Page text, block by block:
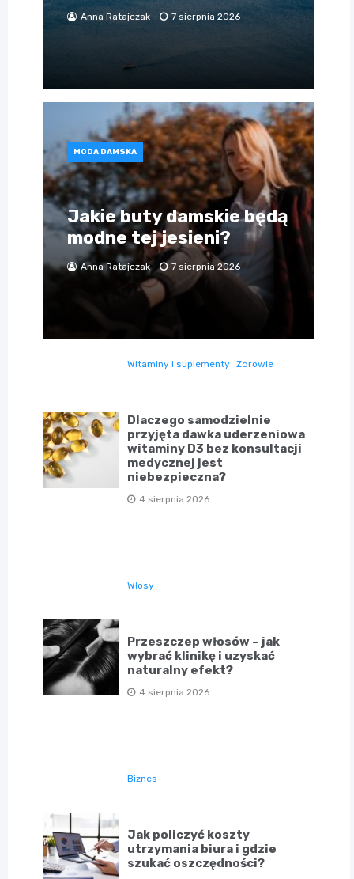
Anna Ratajczak 7 sierpnia 2026
MODA DAMSKA
Jakie buty damskie będą
modne tej jesieni?
Anna Ratajczak 7 sierpnia 2026
Witaminy i suplementy Zdrowie
Dlaczego samodzielnie
przyjęta dawka uderzeniowa
witaminy D3 bez konsultacji
medycznej jest
niebezpieczna?
4 sierpnia 2026
Włosy
Przeszczep włosów – jak
wybrać klinikę i uzyskać
naturalny efekt?
4 sierpnia 2026
Biznes
Jak policzyć koszty
utrzymania biura i gdzie
szukać oszczędności?